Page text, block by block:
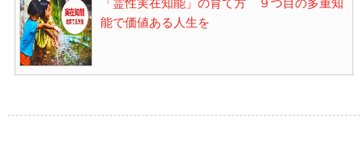
「霊性実在知能」の育て方 ９つ目の多重知
能で価値ある人生を